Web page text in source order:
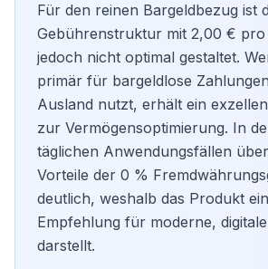
Für den reinen Bargeldbezug ist
Gebührenstruktur mit 2,00 €
jedoch nicht optimal gestaltet.
primär für bargeldlose
Ausland nutzt, erhält ein
zur Vermögensoptimierung. In
täglichen Anwendungsfällen
Vorteile der 0 %
deutlich, weshalb das Produkt
Empfehlung für moderne,
darstellt.